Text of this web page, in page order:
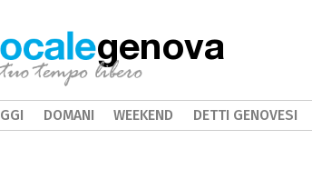
genova
DOMANI WEEKEND DETTI GENOVESI